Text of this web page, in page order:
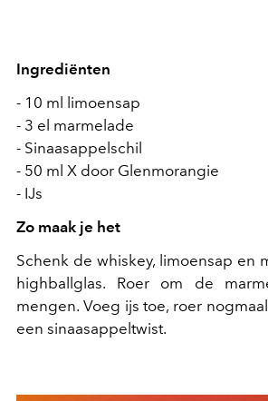
Ingrediënten
- 10 ml limoensap
- 3 el marmelade
- Sinaasappelschil
- 50 ml X door Glenmorangie
- IJs
Zo maak je het
Schenk de whiskey, limoensap en
highballglas. Roer om de
mengen. Voeg ijs toe, roer
een sinaasappeltwist.